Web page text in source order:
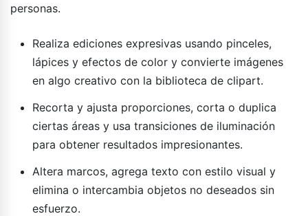
personas.
Realiza ediciones expresivas usando pinceles,
lápices y efectos de color y convierte imágenes
en algo creativo con la biblioteca de clipart.
Recorta y ajusta proporciones, corta o duplica
ciertas áreas y usa transiciones de iluminación
para obtener resultados impresionantes.
Altera marcos, agrega texto con estilo visual y
elimina o intercambia objetos no deseados sin
esfuerzo.